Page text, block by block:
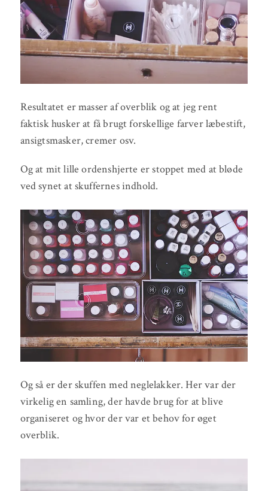
Resultatet er masser af overblik og at jeg rent
faktisk husker at få brugt forskellige farver læbestift,
ansigtsmasker, cremer osv.
Og at mit lille ordenshjerte er stoppet med at bløde
ved synet at skuffernes indhold.
Og så er der skuffen med neglelakker. Her var der
virkelig en samling, der havde brug for at blive
organiseret og hvor der var et behov for øget
overblik.